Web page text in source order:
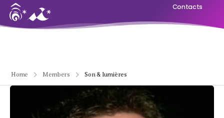
Contacts
Home Members Son & lumières